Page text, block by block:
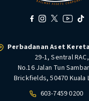
Perbadanan Aset
29-1, Sentral RAC,
No.16 Jalan Tun
Brickfields, 50470 Kuala
603-7459 0200